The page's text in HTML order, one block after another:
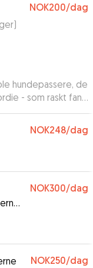
NOK200/dag
)
hundepassere, de
- som raskt fant
NOK248/dag
NOK300/dag
NOK250/dag